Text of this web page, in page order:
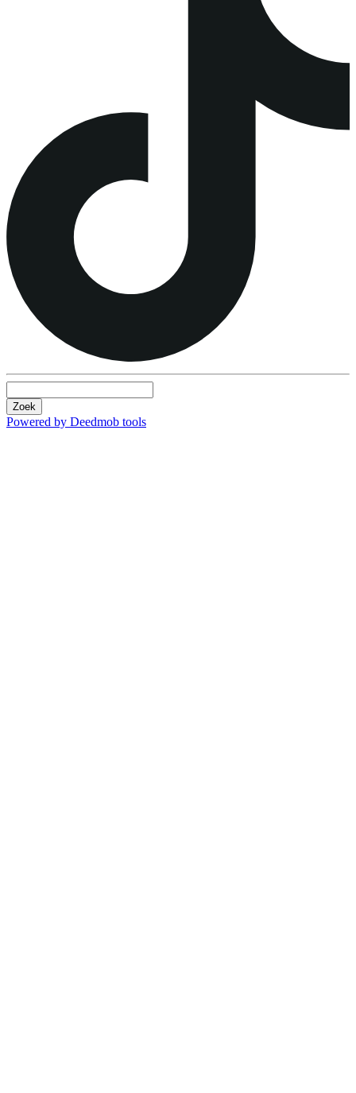
Zoek
Powered by Deedmob tools